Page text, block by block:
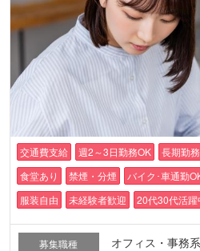
交通費支給 週2～3日勤務OK 長期勤務
食堂あり
禁煙・分煙 バイク･車通勤
服装自由
未経験者歓迎 20代30代活躍
募集職種 オフィス・事務